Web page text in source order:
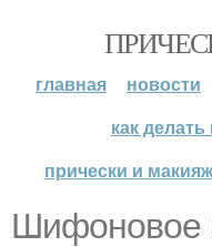
главная новости
как
прически и
Шифоновое